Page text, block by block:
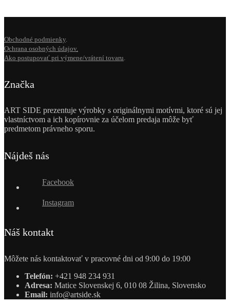
Obchodné podmienky.
Ochrana osobných údajov.
Ako postupovať pri výmene/vrátení tovaru.
Značka
ART SIDE prezentuje výrobky s originálnymi motívmi, ktoré sú jej
vlastníctvom a ich kopírovnie za účelom predaja môže byť
predmetom právneho sporu.
Nájdeš nás
Facebook
Instagram
Náš kontakt
Môžete nás kontaktovať v pracovné dni od 9:00 do 19:00
Telefón: +421 948 234 931
Adresa: Matice Slovenskej 6, 010 08 Žilina, Slovensko
Email: info@artside.sk